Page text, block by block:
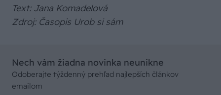
Text: Jana Komadelová
Zdroj: Časopis Urob si sám
Nech vám žiadna novinka neunikne
Odoberajte týždenný prehľad najlepších článkov
emailom